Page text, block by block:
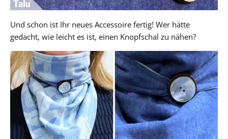
Und schon ist Ihr neues Accessoire fertig! Wer hätte
gedacht, wie leicht es ist, einen Knopfschal zu nähen?